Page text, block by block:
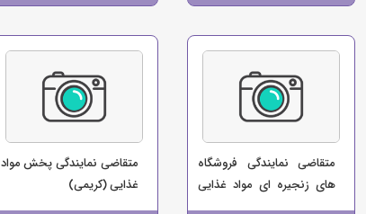
متقاضی نمایندگی فروشگاه
های زنجیره ای مواد غذایی
(بابایی)
متقاضی نمایندگی پخش مواد
غذایی (کریمی)